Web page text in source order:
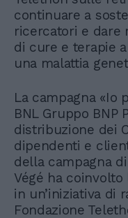
continuare a
ricercatori e dare
di cure e terapie
una malattia
La campagna «Io
BNL Gruppo BNP
distribuzione dei
dipendenti e
della campagna
Végé ha
in un’iniziativa di
Fondazione